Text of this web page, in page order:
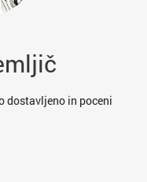
dostavljeno in poceni